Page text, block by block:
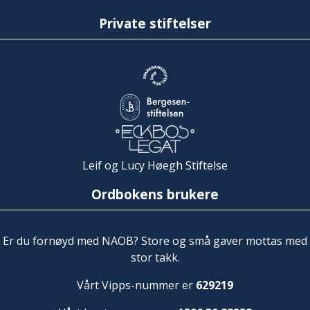
Private stiftelser
Leif og Lucy Høegh Stiftelse
Ordbokens brukere
Er du fornøyd med NAOB? Store og små gaver mottas med
stor takk.
Vårt Vipps-nummer er 629219